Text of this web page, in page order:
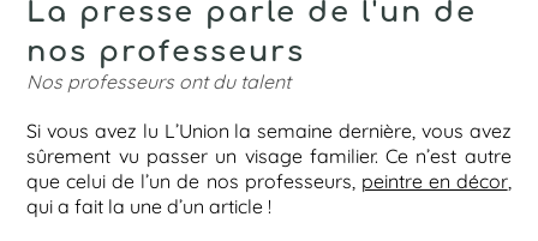
nos professeurs
Nos professeurs ont du talent
Si vous avez lu L’Union la semaine dernière, vous avez
sûrement vu passer un visage familier. Ce n’est autre
que celui de l’un de nos professeurs, peintre en décor,
qui a fait la une d’un article !